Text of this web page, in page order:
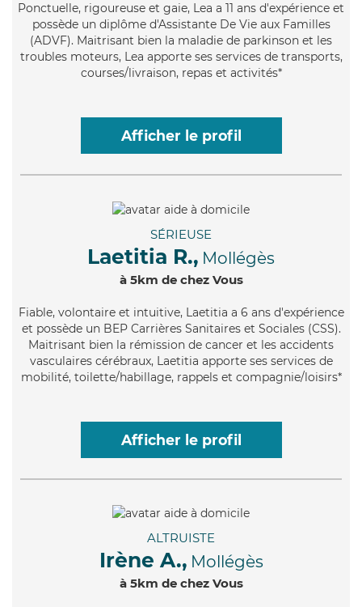
Ponctuelle, rigoureuse et gaie, Lea a 11 ans d'expérience et
possède un diplôme d'Assistante De Vie aux Familles
(ADVF). Maitrisant bien la maladie de parkinson et les
troubles moteurs, Lea apporte ses services de transports,
courses/livraison, repas et activités*
Afficher le profil
SÉRIEUSE
Laetitia R., Mollégès
à 5km de chez Vous
Fiable, volontaire et intuitive, Laetitia a 6 ans d'expérience
et possède un BEP Carrières Sanitaires et Sociales (CSS).
Maitrisant bien la rémission de cancer et les accidents
vasculaires cérébraux, Laetitia apporte ses services de
mobilité, toilette/habillage, rappels et compagnie/loisirs*
Afficher le profil
ALTRUISTE
Irène A., Mollégès
à 5km de chez Vous